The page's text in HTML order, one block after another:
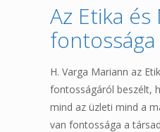
Az Etika és
fontossága
H. Varga Mariann az
fontosságáról beszélt,
mind az üzleti mind a
van fontossága a